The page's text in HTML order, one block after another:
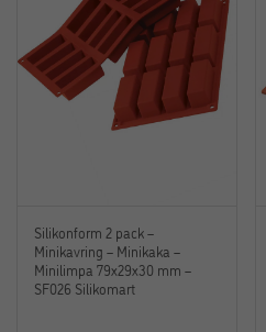
Silikonform 2 pack –
Minikavring – Minikaka –
Minilimpa 79x29x30 mm –
SF026 Silikomart